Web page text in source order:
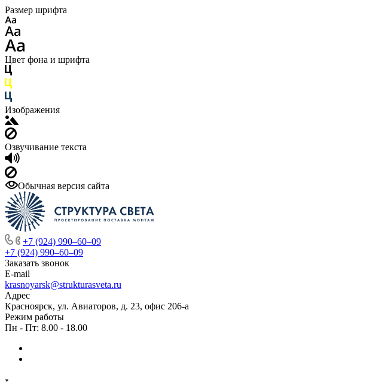
Размер шрифта
Цвет фона и шрифта
Изображения
Озвучивание текста
Обычная версия сайта
+7 (924) 990‒60‒09
+7 (924) 990‒60‒09
Заказать звонок
E-mail
krasnoyarsk@strukturasveta.ru
Адрес
Красноярск, ул. Авиаторов, д. 23, офис 206-а
Режим работы
Пн - Пт: 8.00 - 18.00